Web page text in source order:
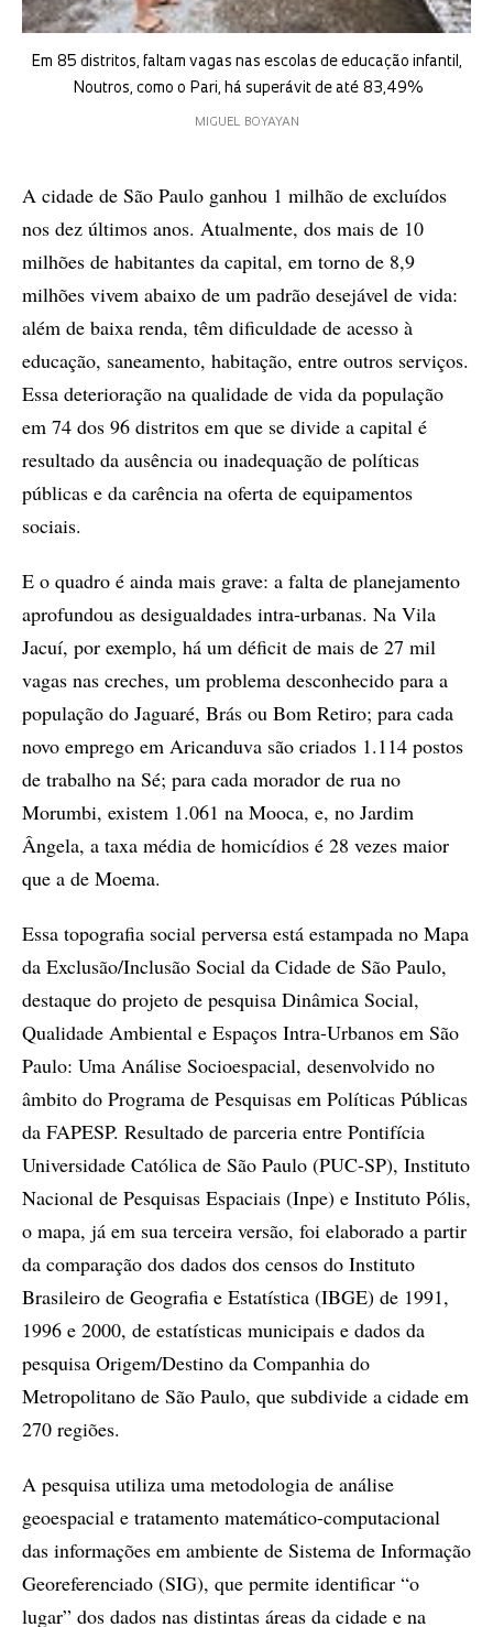
Em 85 distritos, faltam vagas nas escolas de educação infantil,
Noutros, como o Pari, há superávit de até 83,49%
MIGUEL BOYAYAN
A cidade de São Paulo ganhou 1 milhão de excluídos
nos dez últimos anos. Atualmente, dos mais de 10
milhões de habitantes da capital, em torno de 8,9
milhões vivem abaixo de um padrão desejável de vida:
além de baixa renda, têm dificuldade de acesso à
educação, saneamento, habitação, entre outros serviços.
Essa deterioração na qualidade de vida da população
em 74 dos 96 distritos em que se divide a capital é
resultado da ausência ou inadequação de políticas
públicas e da carência na oferta de equipamentos
sociais.
E o quadro é ainda mais grave: a falta de planejamento
aprofundou as desigualdades intra-urbanas. Na Vila
Jacuí, por exemplo, há um déficit de mais de 27 mil
vagas nas creches, um problema desconhecido para a
população do Jaguaré, Brás ou Bom Retiro; para cada
novo emprego em Aricanduva são criados 1.114 postos
de trabalho na Sé; para cada morador de rua no
Morumbi, existem 1.061 na Mooca, e, no Jardim
Ângela, a taxa média de homicídios é 28 vezes maior
que a de Moema.
Essa topografia social perversa está estampada no Mapa
da Exclusão/Inclusão Social da Cidade de São Paulo,
destaque do projeto de pesquisa Dinâmica Social,
Qualidade Ambiental e Espaços Intra-Urbanos em São
Paulo: Uma Análise Socioespacial, desenvolvido no
âmbito do Programa de Pesquisas em Políticas Públicas
da FAPESP. Resultado de parceria entre Pontifícia
Universidade Católica de São Paulo (PUC-SP), Instituto
Nacional de Pesquisas Espaciais (Inpe) e Instituto Pólis,
o mapa, já em sua terceira versão, foi elaborado a partir
da comparação dos dados dos censos do Instituto
Brasileiro de Geografia e Estatística (IBGE) de 1991,
1996 e 2000, de estatísticas municipais e dados da
pesquisa Origem/Destino da Companhia do
Metropolitano de São Paulo, que subdivide a cidade em
270 regiões.
A pesquisa utiliza uma metodologia de análise
geoespacial e tratamento matemático-computacional
das informações em ambiente de Sistema de Informação
Georeferenciado (SIG), que permite identificar “o
lugar” dos dados nas distintas áreas da cidade e na